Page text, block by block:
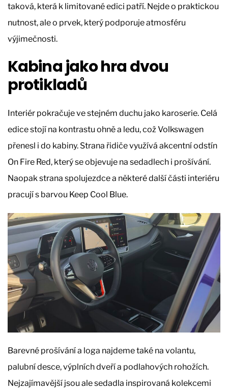
taková, která k limitované edici patří. Nejde o praktickou
nutnost, ale o prvek, který podporuje atmosféru
výjimečnosti.
Kabina jako hra dvou
protikladů
Interiér pokračuje ve stejném duchu jako karoserie. Celá
edice stojí na kontrastu ohně a ledu, což Volkswagen
přenesl i do kabiny. Strana řidiče využívá akcentní odstín
On Fire Red, který se objevuje na sedadlech i prošívání.
Naopak strana spolujezdce a některé další části interiéru
pracují s barvou Keep Cool Blue.
Barevné prošívání a loga najdeme také na volantu,
palubní desce, výplních dveří a podlahových rohožích.
Nejzajímavější jsou ale sedadla inspirovaná kolekcemi